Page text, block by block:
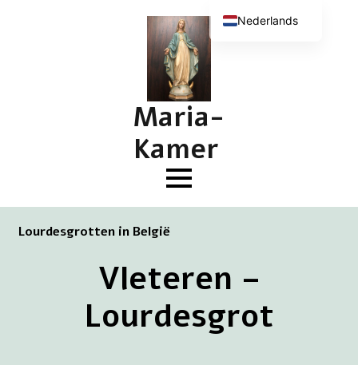
Maria-
Kamer
Lourdesgrotten in België
Vleteren –
Lourdesgrot
Nederlands